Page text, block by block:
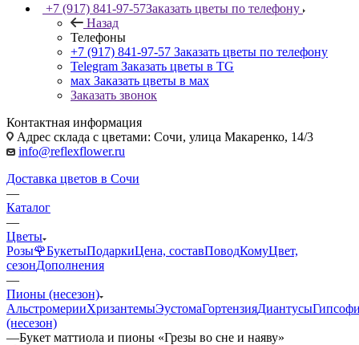
+7 (917) 841-97-57Заказать цветы по телефону
Назад
Телефоны
+7 (917) 841-97-57 Заказать цветы по телефону
Telegram Заказать цветы в TG
мах Заказать цветы в мах
Заказать звонок
Контактная информация
Адрес склада с цветами: Сочи, улица Макаренко, 14/3
info@reflexflower.ru
Доставка цветов в Сочи
—
Каталог
—
Цветы
Розы🌹БукетыПодаркиЦена, составПоводКомуЦвет,
сезонДополнения
—
Пионы (несезон)
АльстромерииХризантемыЭустомаГортензияДиантусы
(несезон)
—Букет маттиола и пионы «Грезы во сне и наяву»